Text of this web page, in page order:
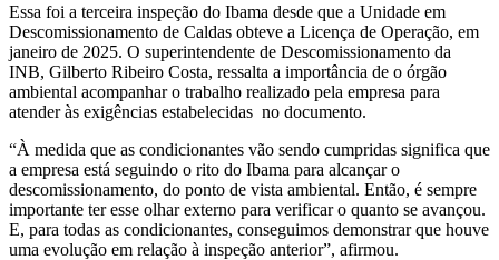
Essa foi a terceira inspeção do Ibama desde que a Unidade em
Descomissionamento de Caldas obteve a Licença de Operação, em
janeiro de 2025. O superintendente de Descomissionamento da
INB, Gilberto Ribeiro Costa, ressalta a importância de o órgão
ambiental acompanhar o trabalho realizado pela empresa para
atender às exigências estabelecidas no documento.
“À medida que as condicionantes vão sendo cumpridas significa que
a empresa está seguindo o rito do Ibama para alcançar o
descomissionamento, do ponto de vista ambiental. Então, é sempre
importante ter esse olhar externo para verificar o quanto se avançou.
E, para todas as condicionantes, conseguimos demonstrar que houve
uma evolução em relação à inspeção anterior”, afirmou.